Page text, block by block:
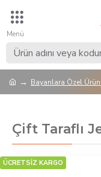
Bayanlara Özel
Çift Taraflı
ÜCRETSİZ KARGO